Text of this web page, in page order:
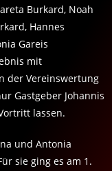
Burkard, Noah
Hannes
Gareis
mit
der Vereinswertung
Gastgeber Johannis
lassen.
und Antonia
sie ging es am 1.